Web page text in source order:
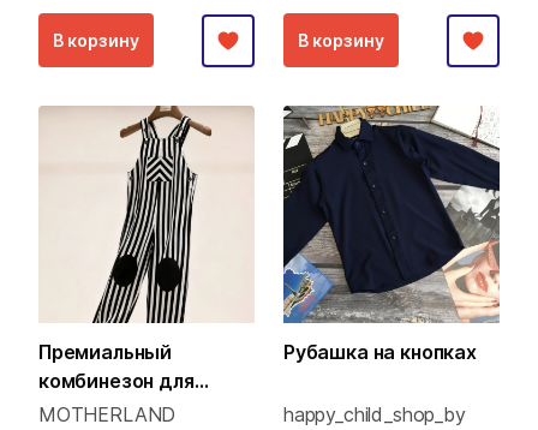
В корзину В корзину
Премиальный
комбинезон для
малышей (Family Look
MOTHERLAND
Рубашка на кнопках
happy_child_shop_by